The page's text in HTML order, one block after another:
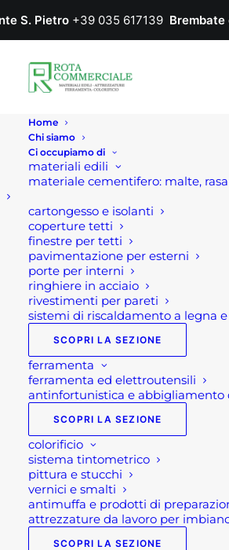
S. Pietro +39 035 617139 Brembate
Home
Chi siamo
Ci occupiamo di
materiali edili
materiale cementifero: malte,
cartongesso e isolanti
coperture tetti
finestre per tetti
pavimentazione per esterni
porte per interni
ringhiere in acciaio
rivestimenti per pareti
sistemi di riscaldamento a legna
SCOPRI LA SEZIONE
ferramenta
ferramenta ed elettroutensili
antinfortunistica e abbigliamento
SCOPRI LA SEZIONE
colorificio
sistema tintometrico
pittura e stucchi
vernici e smalti
antimuffa e prodotti di
attrezzature da lavoro per
SCOPRI LA SEZIONE